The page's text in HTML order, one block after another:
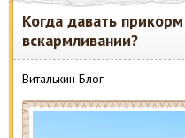
Когда давать
вскармливании?
Виталькин Блог